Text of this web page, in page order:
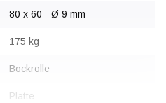
80 x 60 - Ø 9 mm
175 kg
Bockrolle
Platte